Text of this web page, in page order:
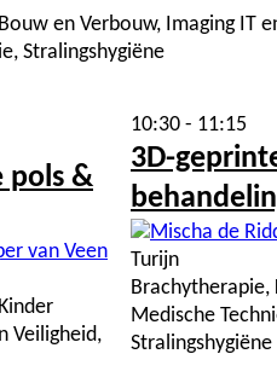
en Verbouw, Imaging IT
Stralingshygiëne
pols &
van Veen
Veiligheid,
10:30 - 11:15
3D-
Turijn
Brachytherapie,
Medische
Stralingshygiëne